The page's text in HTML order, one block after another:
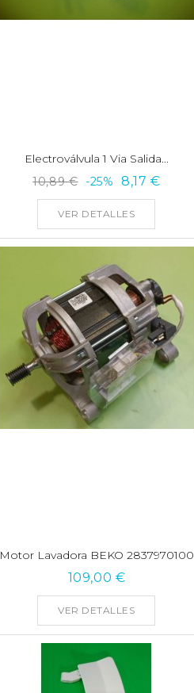
Electroválvula 1 Via Salida...
10,89 € -25% 8,17 €
VER DETALLES
Motor Lavadora BEKO 2837970100
109,00 €
VER DETALLES